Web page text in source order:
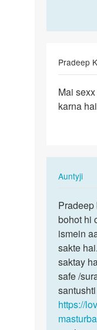
Pradeep
Mai
sexx
Mai sexx
karna hai
AuntyjiIn
to
Mai
hai
by
Pradeep
bete
sex
ki
ichchha…
bohot hi
ismein
sakte
saktay
safe /
https://